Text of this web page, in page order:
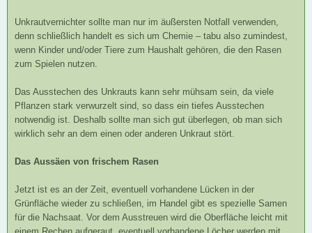
Unkrautvernichter sollte man nur im äußersten Notfall verwenden,
denn schließlich handelt es sich um Chemie – tabu also zumindest,
wenn Kinder und/oder Tiere zum Haushalt gehören, die den Rasen
zum Spielen nutzen.
Das Ausstechen des Unkrauts kann sehr mühsam sein, da viele
Pflanzen stark verwurzelt sind, so dass ein tiefes Ausstechen
notwendig ist. Deshalb sollte man sich gut überlegen, ob man sich
wirklich sehr an dem einen oder anderen Unkraut stört.
Das Aussäen von frischem Rasen
Jetzt ist es an der Zeit, eventuell vorhandene Lücken in der
Grünfläche wieder zu schließen, im Handel gibt es spezielle Samen
für die Nachsaat. Vor dem Ausstreuen wird die Oberfläche leicht mit